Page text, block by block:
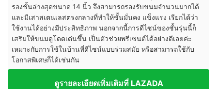
รองชั้นล่างสุดขนาด 14 นิ้ว จึงสามารถรองรับขนมจำนวนมากได้
และมีเสาสเตนเลสตรงกลางที่ทำให้ชั้นมั่นคง แข็งแรง เรียกได้ว่า
ใช้งานได้อย่างมีประสิทธิภาพ นอกจากนี้การดีไซน์ของชั้นรุ่นนี้ก็
เสริมให้ขนมดูโดดเด่นขึ้น เป็นตัวช่วยพรีเซนต์ได้อย่างดีเลยค่ะ
เหมาะกับการใช้ในบ้านที่ดีไซน์แบบร่วมสมัย หรือสามารถใช้กับ
โอกาสพิเศษก็ได้เช่นกัน
ดูรายละเอียดเพิ่มเติมที่ LAZADA